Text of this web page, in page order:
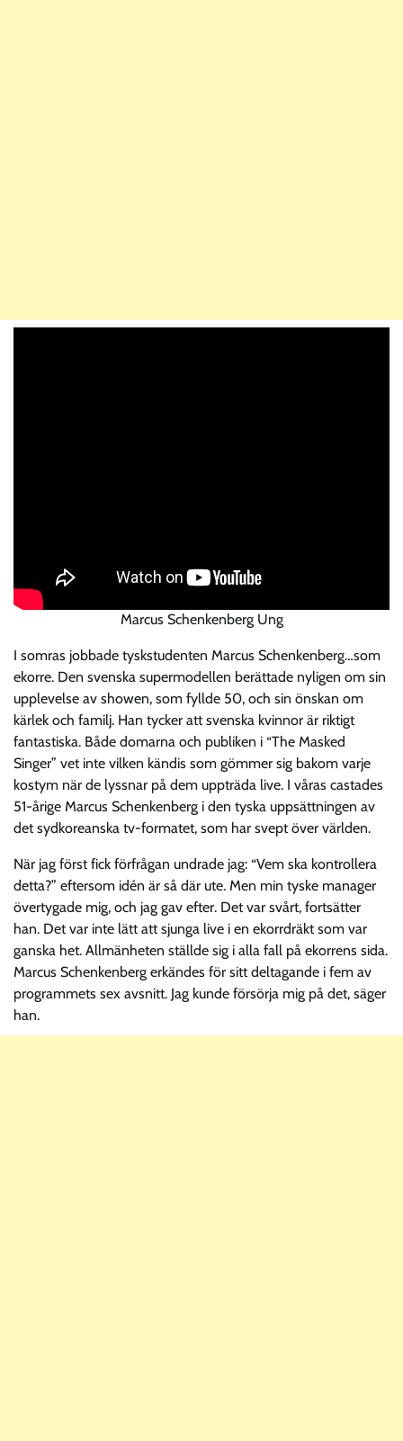
Marcus Schenkenberg Ung
I somras jobbade tyskstudenten Marcus Schenkenberg…som
ekorre. Den svenska supermodellen berättade nyligen om sin
upplevelse av showen, som fyllde 50, och sin önskan om
kärlek och familj. Han tycker att svenska kvinnor är riktigt
fantastiska. Både domarna och publiken i “The Masked
Singer” vet inte vilken kändis som gömmer sig bakom varje
kostym när de lyssnar på dem uppträda live. I våras castades
51-årige Marcus Schenkenberg i den tyska uppsättningen av
det sydkoreanska tv-formatet, som har svept över världen.
När jag först fick förfrågan undrade jag: “Vem ska kontrollera
detta?” eftersom idén är så där ute. Men min tyske manager
övertygade mig, och jag gav efter. Det var svårt, fortsätter
han. Det var inte lätt att sjunga live i en ekorrdräkt som var
ganska het. Allmänheten ställde sig i alla fall på ekorrens sida.
Marcus Schenkenberg erkändes för sitt deltagande i fem av
programmets sex avsnitt. Jag kunde försörja mig på det, säger
han.